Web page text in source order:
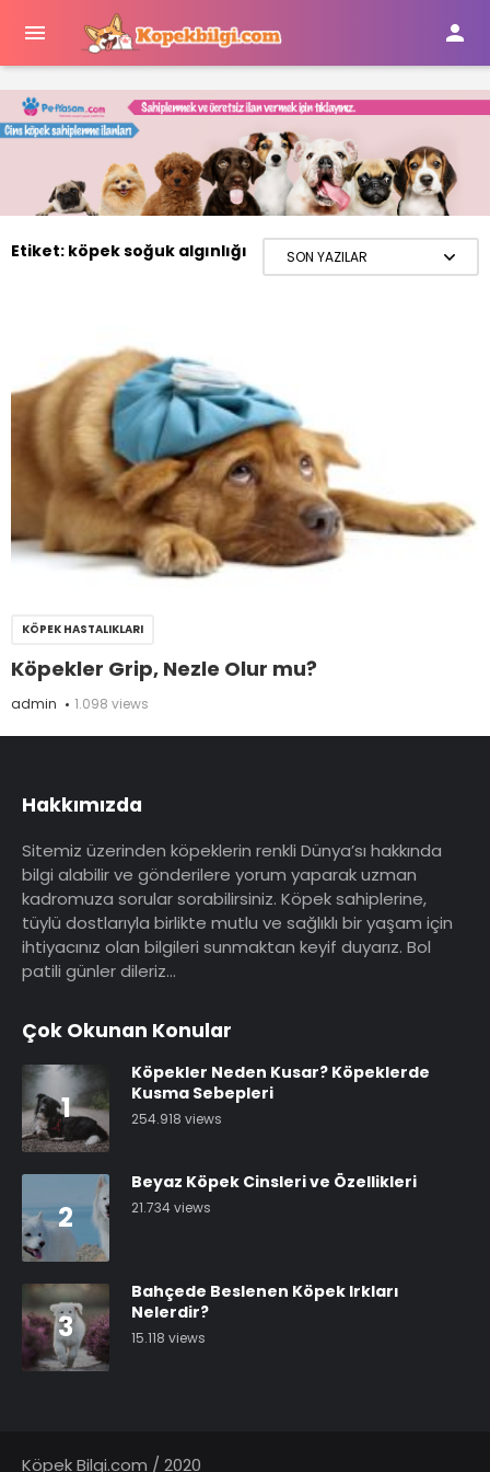
 
Etiket: köpek soğuk algınlığı
KÖPEK HASTALIKLARI
Köpekler Grip, Nezle Olur mu?
admin 1.098 views
Hakkımızda
Sitemiz üzerinden köpeklerin renkli Dünya’sı hakkında
bilgi alabilir ve gönderilere yorum yaparak uzman
kadromuza sorular sorabilirsiniz. Köpek sahiplerine,
tüylü dostlarıyla birlikte mutlu ve sağlıklı bir yaşam için
ihtiyacınız olan bilgileri sunmaktan keyif duyarız. Bol
patili günler dileriz…
Çok Okunan Konular
1
Köpekler Neden Kusar? Köpeklerde
Kusma Sebepleri
254.918 views
2
Beyaz Köpek Cinsleri ve Özellikleri
21.734 views
3
Bahçede Beslenen Köpek Irkları
Nelerdir?
15.118 views
Köpek Bilgi.com / 2020